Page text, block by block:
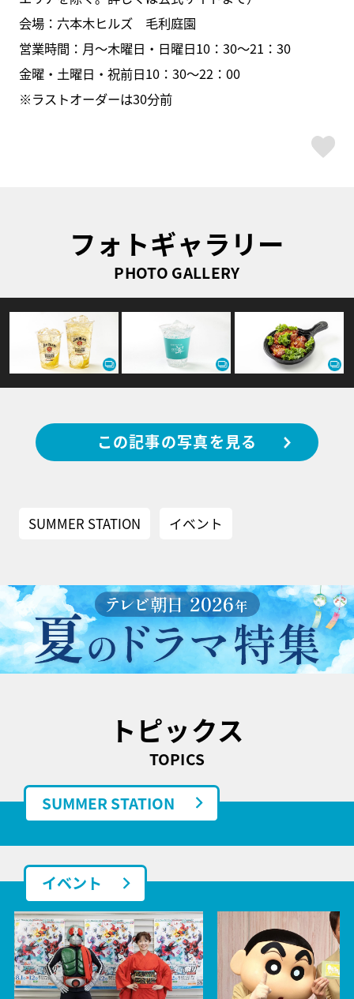
会場：六本木ヒルズ 毛利庭園
営業時間：月～木曜日・日曜日10：30～21：30
金曜・土曜日・祝前日10：30～22：00
※ラストオーダーは30分前
フォトギャラリー
PHOTO GALLERY
この記事の写真を見る
SUMMER STATION イベント
トピックス
TOPICS
SUMMER STATION
イベント